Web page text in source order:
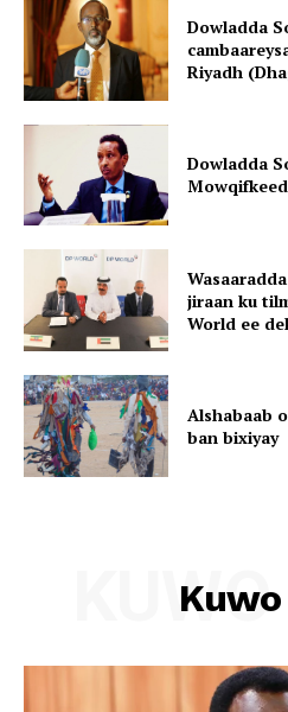
Dowladda
Riyadh
Dowladda
jiraan ku
World ee
Alshabaab
ban bixiyay